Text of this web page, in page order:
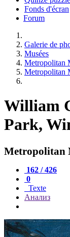
Fonds d'écran
Forum
Galerie de
Musées
Metropolitan
Metropolitan
William
Park,
Metropolitan
162 / 426
0
Texte
Анализ